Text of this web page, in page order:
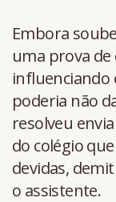
Embora
uma prova de
influenciando
poderia não
resolveu
do colégio
devidas,
o assistente.